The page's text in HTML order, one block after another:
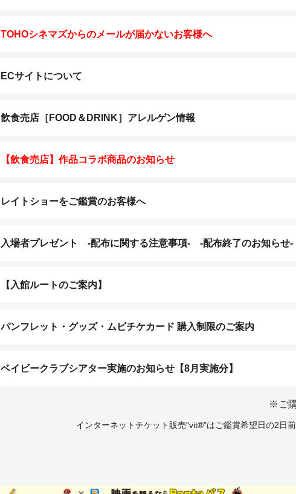
TOHOシネマズからのメールが届かないお客様へ
ECサイトについて
飲食売店［FOOD＆DRINK］アレルゲン情報
【飲食売店】作品コラボ商品のお知らせ
レイトショーをご鑑賞のお客様へ
入場者プレゼント -配布に関する注意事項- -配布終了のお知らせ-
【入館ルートのご案内】
パンフレット・グッズ・ムビチケカード 購入制限のご案内
ベイビークラブシアター実施のお知らせ【8月実施分】
※ご
インターネットチケット販売“vit®”はご鑑賞希望日の2日
※埼玉県では18歳未満の方は終映が23：00を過ぎる上映